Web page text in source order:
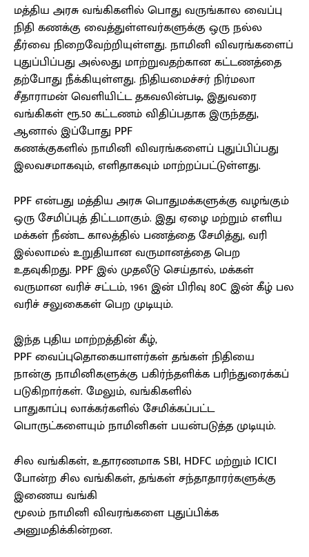
மத்திய அரசு வங்கிகளில் பொது வருங்கால வைப்பு
நிதி கணக்கு வைத்துள்ளவர்களுக்கு ஒரு நல்ல
தீர்வை நிறைவேற்றியுள்ளது. நாமினி விவரங்களைப்
புதுப்பிப்பது அல்லது மாற்றுவதற்கான கட்டணத்தை
தற்போது நீக்கியுள்ளது. நிதியமைச்சர் நிர்மலா
சீதாராமன் வெளியிட்ட தகவலின்படி, இதுவரை
வங்கிகள் ரூ.50 கட்டணம் விதிப்பதாக இருந்தது,
ஆனால் இப்போது PPF
கணக்குகளில் நாமினி விவரங்களைப் புதுப்பிப்பது
இலவசமாகவும், எளிதாகவும் மாற்றப்பட்டுள்ளது.
PPF என்பது மத்திய அரசு பொதுமக்களுக்கு வழங்கும்
ஒரு சேமிப்புத் திட்டமாகும். இது ஏழை மற்றும் எளிய
மக்கள் நீண்ட காலத்தில் பணத்தை சேமித்து, வரி
இல்லாமல் உறுதியான வருமானத்தை பெற
உதவுகிறது. PPF இல் முதலீடு செய்தால், மக்கள்
வருமான வரிச் சட்டம், 1961 இன் பிரிவு 80C இன் கீழ் பல
வரிச் சலுகைகள் பெற முடியும்.
இந்த புதிய மாற்றத்தின் கீழ்,
PPF வைப்புதொகையாளர்கள் தங்கள் நிதியை
நான்கு நாமினிகளுக்கு பகிர்ந்தளிக்க பரிந்துரைக்கப்
படுகிறார்கள். மேலும், வங்கிகளில்
பாதுகாப்பு லாக்கர்களில் சேமிக்கப்பட்ட
பொருட்களையும் நாமினிகள் பயன்படுத்த முடியும்.
சில வங்கிகள், உதாரணமாக SBI, HDFC மற்றும் ICICI
போன்ற சில வங்கிகள், தங்கள் சந்தாதாரர்களுக்கு
இணைய வங்கி
மூலம் நாமினி விவரங்களை புதுப்பிக்க
அனுமதிக்கின்றன.